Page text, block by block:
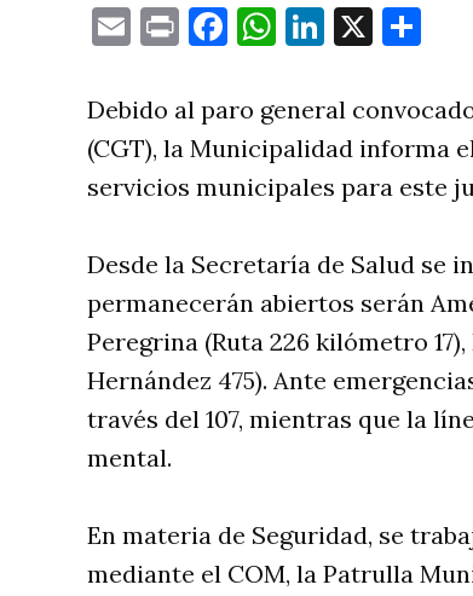
EmailPrintFacebook
WhatsApp
LinkedIn
X
Debido al paro general
(CGT), la Municipalidad informa
servicios municipales para este
Desde la Secretaría de Salud se
permanecerán abiertos serán
Peregrina (Ruta 226 kilómetro
Hernández 475). Ante
través del 107, mientras que la
mental.
En materia de Seguridad, se
mediante el COM, la Patrulla